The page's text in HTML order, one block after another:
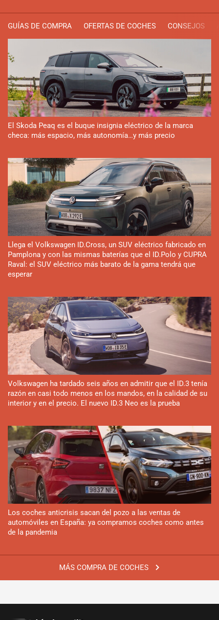
GUÍAS DE COMPRA OFERTAS DE COCHES CONSEJOS
MÁS COMPRA DE COCHES
El Skoda Peaq es el buque insignia eléctrico de la marca
checa: más espacio, más autonomía…y más precio
Llega el Volkswagen ID.Cross, un SUV eléctrico fabricado en
Pamplona y con las mismas baterías que el ID.Polo y CUPRA
Raval: el SUV eléctrico más barato de la gama tendrá que
esperar
Volkswagen ha tardado seis años en admitir que el ID.3 tenía
razón en casi todo menos en los mandos, en la calidad de su
interior y en el precio. El nuevo ID.3 Neo es la prueba
Los coches anticrisis sacan del pozo a las ventas de
automóviles en España: ya compramos coches como antes
de la pandemia